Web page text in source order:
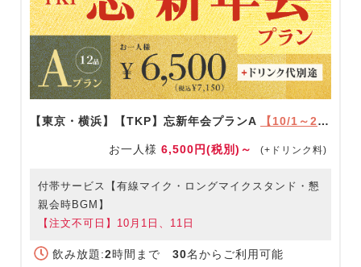
【東京・横浜】【TKP】忘新年会プランA 【10/1～2/28限定】
お一人様 6,500円(税別)～ (+ドリンク料)
付帯サービス【有線マイク・ロングマイクスタンド・懇
親会時BGM】
【注文不可日】10月1日、11日
飲み放題:2時間まで 30名からご利用可能